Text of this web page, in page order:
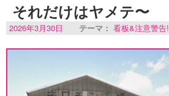
それだけはヤメテ〜
2026年3月30日 テーマ： 看板&注意警告!